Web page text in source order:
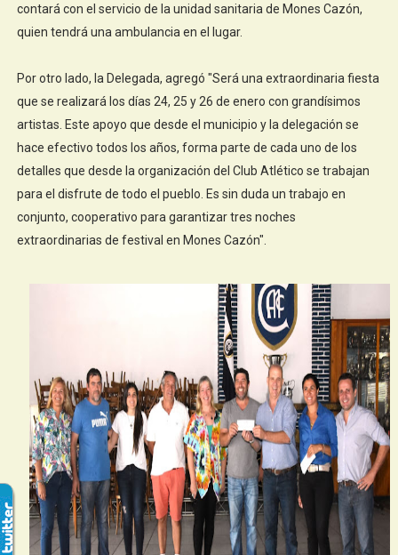
contará con el servicio de la unidad sanitaria de Mones Cazón,
quien tendrá una ambulancia en el lugar.
Por otro lado, la Delegada, agregó "Será una extraordinaria fiesta
que se realizará los días 24, 25 y 26 de enero con grandísimos
artistas. Este apoyo que desde el municipio y la delegación se
hace efectivo todos los años, forma parte de cada uno de los
detalles que desde la organización del Club Atlético se trabajan
para el disfrute de todo el pueblo. Es sin duda un trabajo en
conjunto, cooperativo para garantizar tres noches
extraordinarias de festival en Mones Cazón".